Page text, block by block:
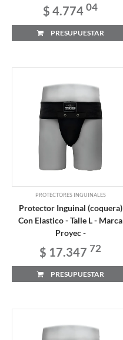
$ 4.774 04
PRESUPUESTAR
PROTECTORES INGUINALES
Protector Inguinal (coquera)
Con Elastico - Talle L - Marca
Proyec -
$ 17.347 72
PRESUPUESTAR